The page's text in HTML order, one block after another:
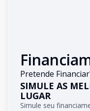
Pretende
SIMULE AS
LUGAR
Simule seu